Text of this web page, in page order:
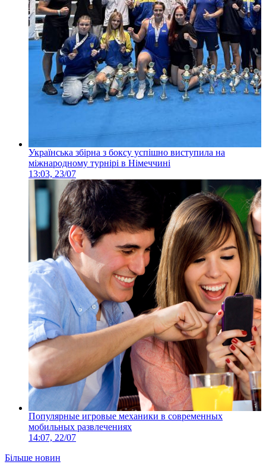
Українська збірна з боксу успішно виступила на
міжнародному турнірі в Німеччині
13:03, 23/07
Популярные игровые механики в современных
мобильных развлечениях
14:07, 22/07
Більше новин